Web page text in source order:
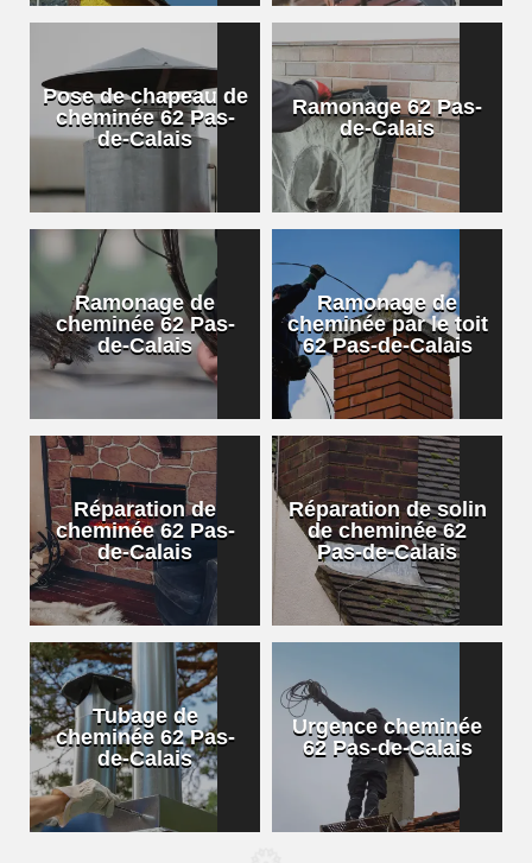
Pose de chapeau de
cheminée 62 Pas-
de-Calais
Ramonage 62 Pas-
de-Calais
Ramonage de
cheminée 62 Pas-
de-Calais
Ramonage de
cheminée par le toit
62 Pas-de-Calais
Réparation de
cheminée 62 Pas-
de-Calais
Réparation de solin
de cheminée 62
Pas-de-Calais
Tubage de
cheminée 62 Pas-
de-Calais
Urgence cheminée
62 Pas-de-Calais